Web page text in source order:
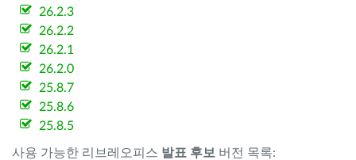
26.2.3
26.2.2
26.2.1
26.2.0
25.8.7
25.8.6
25.8.5
사용 가능한 리브레오피스 발표 후보 버전 목록: